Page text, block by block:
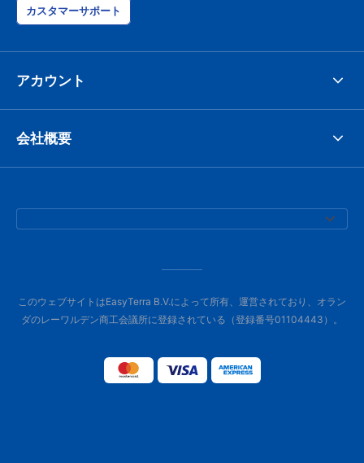
カスタマーサポート
アカウント
会社概要
このウェブサイトはEasyTerra B.V.によって所有、運営されており、オラン
ダのレーワルデン商工会議所に登録されている（登録番号01104443）。